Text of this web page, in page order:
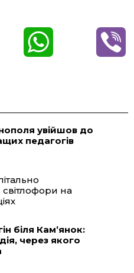
t
A
увійшов до
педагогів
на
біля Кам’янок:
через якого